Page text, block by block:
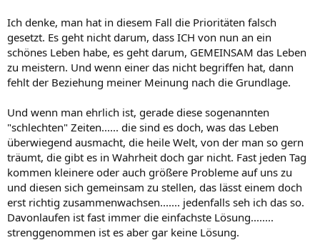
Ich denke, man hat in diesem Fall die Prioritäten falsch
gesetzt. Es geht nicht darum, dass ICH von nun an ein
schönes Leben habe, es geht darum, GEMEINSAM das Leben
zu meistern. Und wenn einer das nicht begriffen hat, dann
fehlt der Beziehung meiner Meinung nach die Grundlage.
Und wenn man ehrlich ist, gerade diese sogenannten
"schlechten" Zeiten...... die sind es doch, was das Leben
überwiegend ausmacht, die heile Welt, von der man so gern
träumt, die gibt es in Wahrheit doch gar nicht. Fast jeden Tag
kommen kleinere oder auch größere Probleme auf uns zu
und diesen sich gemeinsam zu stellen, das lässt einem doch
erst richtig zusammenwachsen....... jedenfalls seh ich das so.
Davonlaufen ist fast immer die einfachste Lösung........
strenggenommen ist es aber gar keine Lösung.